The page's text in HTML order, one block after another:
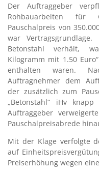
Der Auftraggeber
Rohbauarbeiten für
Pauschalpreis von
war
Betonstahl verhält,
Kilogramm mit 1.50
enthalten waren.
Auftragnehmer dem
der zusätzlich zum
„Betonstahl“ iHv
Auftraggeber
Pauschalpreisabrede
Mit der Klage verfolgte
auf
Preiserhöhung wegen